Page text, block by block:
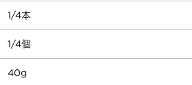
1/4本
1/4個
40g